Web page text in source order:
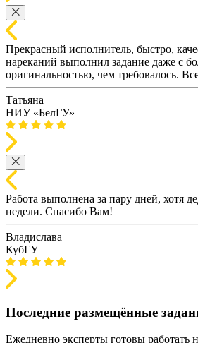
Прекрасный исполнитель, быстро,
нареканий выполнил задание даже с
оригинальностью, чем требовалось.
Татьяна
НИУ «БелГУ»
Работа выполнена за пару дней, хотя
недели. Спасибо Вам!
Владислава
КубГУ
Последние размещённые
Ежедневно эксперты готовы работать